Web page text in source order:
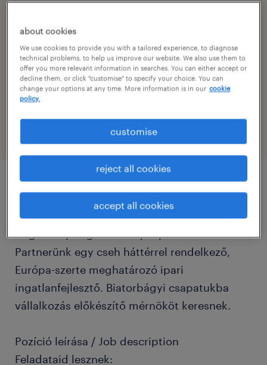
specialism
technical / engineering jobs
sub specialism
job details
Cégleírás / Organisation/Department
Partnerünk egy cseh háttérrel rendelkező,
Európa-szerte meghatározó ipari
ingatlanfejlesztő. Biatorbágyi csapatukba
vállalkozás előkészítő mérnököt keresnek.
Pozíció leírása / Job description
Feladataid lesznek:
about cookies
We use cookies to provide you with a tailored experience, to diagnose
technical problems, to help us improve our website. We also use them to
offer you more relevant information in searches. You can either accept or
decline them, or click "customise" to specify your choice. You can
change your options at any time. More information is in our cookie
policy.
customise
reject all cookies
accept all cookies